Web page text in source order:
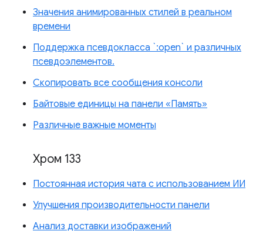
Значения анимированных стилей в реальном
времени
Поддержка псевдокласса `:open` и различных
псевдоэлементов.
Скопировать все сообщения консоли
Байтовые единицы на панели «Память»
Различные важные моменты
Хром 133
Постоянная история чата с использованием ИИ
Улучшения производительности панели
Анализ доставки изображений